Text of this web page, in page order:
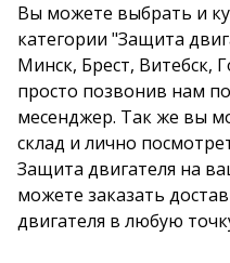
Вы можете выбрать и
категории "Защита
Минск, Брест, Витебск,
просто позвонив нам
месенджер. Так же вы
склад и лично
Защита двигателя на
можете заказать
двигателя в любую